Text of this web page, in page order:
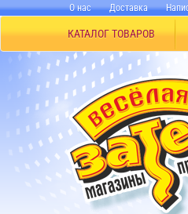
О нас Доставка
КАТАЛОГ ТОВАРОВ